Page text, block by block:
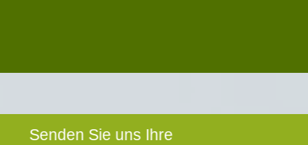
Senden Sie uns Ihre